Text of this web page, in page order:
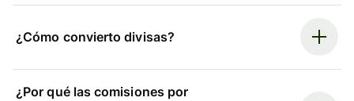
¿Cómo convierto divisas?
¿Por qué las comisiones por